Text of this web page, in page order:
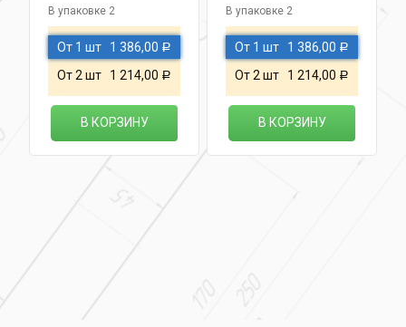
В упаковке 2
От 1 шт 1 386,00 Р
От 2 шт 1 214,00 Р
В КОРЗИНУ
В упаковке 2
От 1 шт 1 386,00 Р
От 2 шт 1 214,00 Р
В КОРЗИНУ